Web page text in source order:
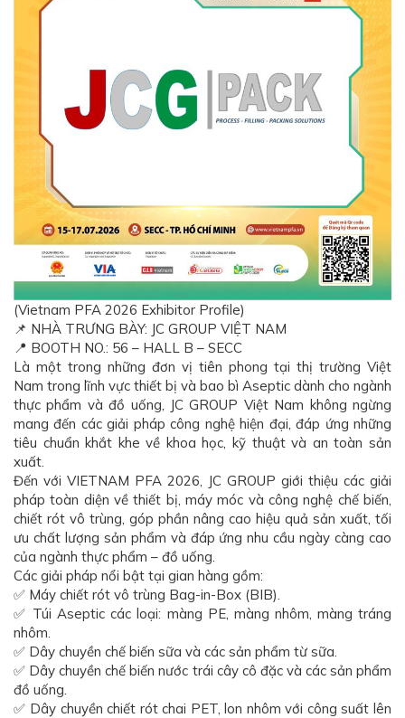
(Vietnam PFA 2026 Exhibitor Profile)
📌 NHÀ TRƯNG BÀY: JC GROUP VIỆT NAM
📍 BOOTH NO.: 56 – HALL B – SECC
Là một trong những đơn vị tiên phong tại thị trường Việt
Nam trong lĩnh vực thiết bị và bao bì Aseptic dành cho ngành
thực phẩm và đồ uống, JC GROUP Việt Nam không ngừng
mang đến các giải pháp công nghệ hiện đại, đáp ứng những
tiêu chuẩn khắt khe về khoa học, kỹ thuật và an toàn sản
xuất.
Đến với VIETNAM PFA 2026, JC GROUP giới thiệu các giải
pháp toàn diện về thiết bị, máy móc và công nghệ chế biến,
chiết rót vô trùng, góp phần nâng cao hiệu quả sản xuất, tối
ưu chất lượng sản phẩm và đáp ứng nhu cầu ngày càng cao
của ngành thực phẩm – đồ uống.
Các giải pháp nổi bật tại gian hàng gồm:
✅ Máy chiết rót vô trùng Bag-in-Box (BIB).
✅ Túi Aseptic các loại: màng PE, màng nhôm, màng tráng
nhôm.
✅ Dây chuyền chế biến sữa và các sản phẩm từ sữa.
✅ Dây chuyền chế biến nước trái cây cô đặc và các sản phẩm
đồ uống.
✅ Dây chuyền chiết rót chai PET, lon nhôm với công suất lên